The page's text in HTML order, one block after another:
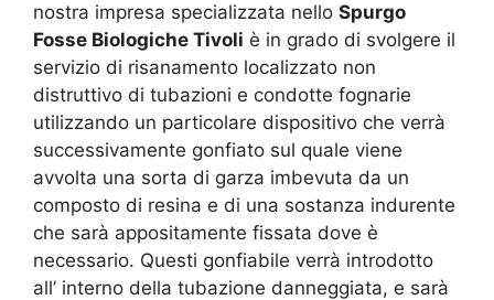
nostra impresa specializzata nello Spurgo
Fosse Biologiche Tivoli è in grado di svolgere il
servizio di risanamento localizzato non
distruttivo di tubazioni e condotte fognarie
utilizzando un particolare dispositivo che verrà
successivamente gonfiato sul quale viene
avvolta una sorta di garza imbevuta da un
composto di resina e di una sostanza indurente
che sarà appositamente fissata dove è
necessario. Questi gonfiabile verrà introdotto
all’ interno della tubazione danneggiata, e sarà